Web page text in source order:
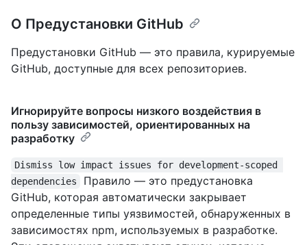
О Предустановки GitHub
Предустановки GitHub — это правила, курируемые
GitHub, доступные для всех репозиториев.
Игнорируйте вопросы низкого воздействия в
пользу зависимостей, ориентированных на
разработку
Dismiss low impact issues for development-scoped
dependencies
Правило — это предустановка
GitHub, которая автоматически закрывает
определенные типы уязвимостей, обнаруженных в
зависимостях npm, используемых в разработке.